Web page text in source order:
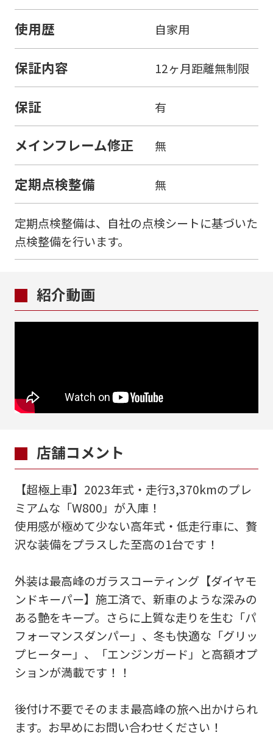
使用歴 自家用
保証内容 12ヶ月距離無制限
保証 有
メインフレーム修正 無
定期点検整備 無
定期点検整備は、自社の点検シートに基づいた
点検整備を行います。
紹介動画
店舗コメント
【超極上車】2023年式・走行3,370kmのプレ
ミアムな「W800」が入庫！
使用感が極めて少ない高年式・低走行車に、贅
沢な装備をプラスした至高の1台です！
外装は最高峰のガラスコーティング【ダイヤモ
ンドキーパー】施工済で、新車のような深みの
ある艶をキープ。さらに上質な走りを生む「パ
フォーマンスダンパー」、冬も快適な「グリッ
プヒーター」、「エンジンガード」と高額オプ
ションが満載です！！
後付け不要でそのまま最高峰の旅へ出かけられ
ます。お早めにお問い合わせください！